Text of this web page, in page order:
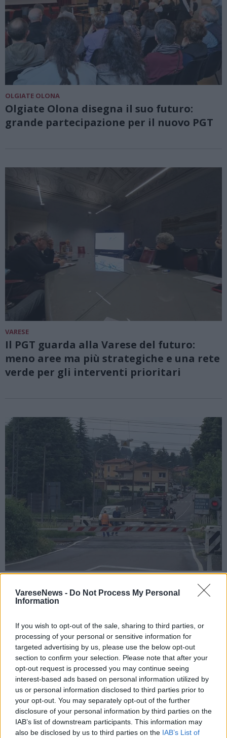
VareseNews - Do Not Process My Personal
Information
If you wish to opt-out of the sale, sharing to third parties, or
processing of your personal or sensitive information for
targeted advertising by us, please use the below opt-out
section to confirm your selection. Please note that after your
opt-out request is processed you may continue seeing
interest-based ads based on personal information utilized by
us or personal information disclosed to third parties prior to
your opt-out. You may separately opt-out of the further
disclosure of your personal information by third parties on the
IAB’s list of downstream participants. This information may
also be disclosed by us to third parties on the IAB’s List of
OLGIATE OLONA
Olgiate Olona disegna il suo futuro:
grande partecipazione per il nuovo PGT
VARESE
Il PGT guarda alla Varese del futuro:
meno aree ma più strategiche e una rete
verde per gli interventi prioritari
A Gazzada Schianno stop alla variante
del PGT: la minoranza all’attacco